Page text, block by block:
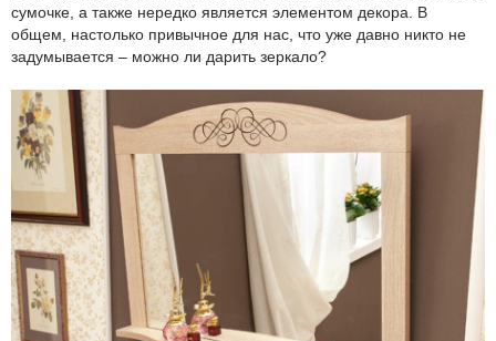
сумочке, а также нередко является элементом декора. В
общем, настолько привычное для нас, что уже давно никто не
задумывается – можно ли дарить зеркало?